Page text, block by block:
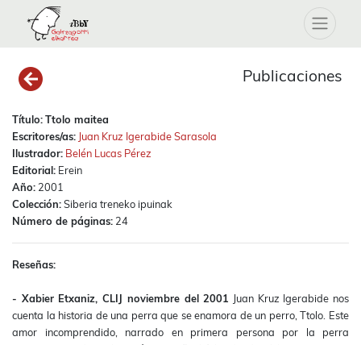
Publicaciones
Título:Ttolo maitea
Escritores/as: Juan Kruz Igerabide Sarasola
Ilustrador: Belén Lucas Pérez
Editorial: Erein
Año: 2001
Colección:Siberia treneko ipuinak
Número de páginas: 24
Reseñas:
- Xabier Etxaniz, CLIJ noviembre del 2001 Juan Kruz Igerabide nos
cuenta la historia de una perra que se enamora de un perro, Ttolo. Este
amor incomprendido, narrado en primera persona por la perra